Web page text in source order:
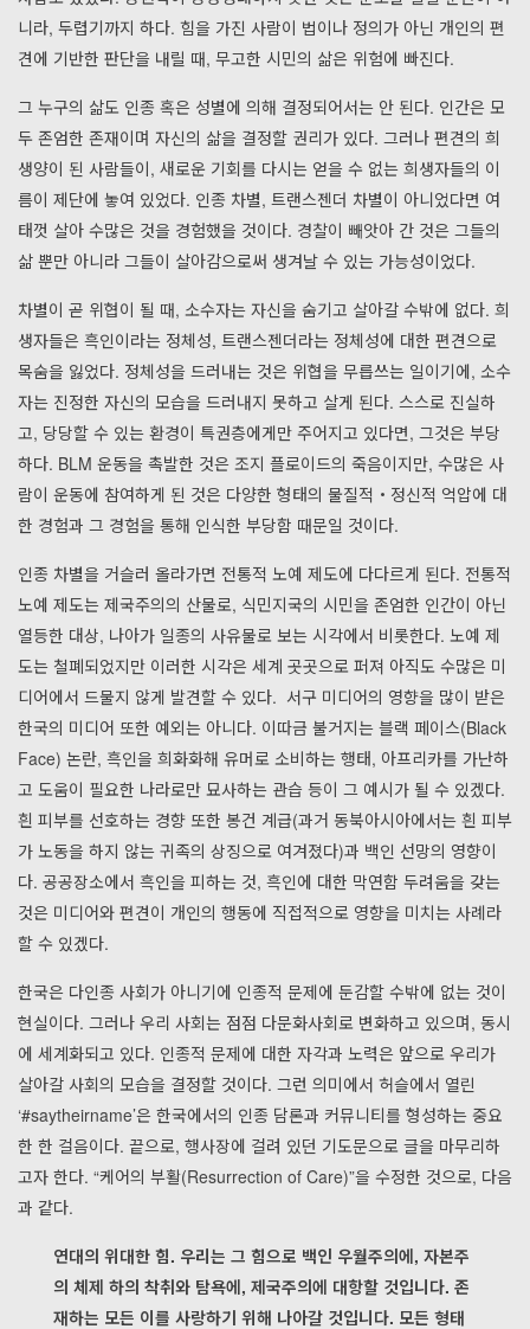
니라, 두렵기까지 하다. 힘을 가진 사람이 법이나 정의가 아닌 개인의 편
견에 기반한 판단을 내릴 때, 무고한 시민의 삶은 위험에 빠진다.
그 누구의 삶도 인종 혹은 성별에 의해 결정되어서는 안 된다. 인간은 모
두 존엄한 존재이며 자신의 삶을 결정할 권리가 있다. 그러나 편견의 희
생양이 된 사람들이, 새로운 기회를 다시는 얻을 수 없는 희생자들의 이
름이 제단에 놓여 있었다. 인종 차별, 트랜스젠더 차별이 아니었다면 여
태껏 살아 수많은 것을 경험했을 것이다. 경찰이 빼앗아 간 것은 그들의
삶 뿐만 아니라 그들이 살아감으로써 생겨날 수 있는 가능성이었다.
차별이 곧 위협이 될 때, 소수자는 자신을 숨기고 살아갈 수밖에 없다. 희
생자들은 흑인이라는 정체성, 트랜스젠더라는 정체성에 대한 편견으로
목숨을 잃었다. 정체성을 드러내는 것은 위협을 무릅쓰는 일이기에, 소수
자는 진정한 자신의 모습을 드러내지 못하고 살게 된다. 스스로 진실하
고, 당당할 수 있는 환경이 특권층에게만 주어지고 있다면, 그것은 부당
하다. BLM 운동을 촉발한 것은 조지 플로이드의 죽음이지만, 수많은 사
람이 운동에 참여하게 된 것은 다양한 형태의 물질적・정신적 억압에 대
한 경험과 그 경험을 통해 인식한 부당함 때문일 것이다.
인종 차별을 거슬러 올라가면 전통적 노예 제도에 다다르게 된다. 전통적
노예 제도는 제국주의의 산물로, 식민지국의 시민을 존엄한 인간이 아닌
열등한 대상, 나아가 일종의 사유물로 보는 시각에서 비롯한다. 노예 제
도는 철폐되었지만 이러한 시각은 세계 곳곳으로 퍼져 아직도 수많은 미
디어에서 드물지 않게 발견할 수 있다. 서구 미디어의 영향을 많이 받은
한국의 미디어 또한 예외는 아니다. 이따금 불거지는 블랙 페이스(Black
Face) 논란, 흑인을 희화화해 유머로 소비하는 행태, 아프리카를 가난하
고 도움이 필요한 나라로만 묘사하는 관습 등이 그 예시가 될 수 있겠다.
흰 피부를 선호하는 경향 또한 봉건 계급(과거 동북아시아에서는 흰 피부
가 노동을 하지 않는 귀족의 상징으로 여겨졌다)과 백인 선망의 영향이
다. 공공장소에서 흑인을 피하는 것, 흑인에 대한 막연함 두려움을 갖는
것은 미디어와 편견이 개인의 행동에 직접적으로 영향을 미치는 사례라
할 수 있겠다.
한국은 다인종 사회가 아니기에 인종적 문제에 둔감할 수밖에 없는 것이
현실이다. 그러나 우리 사회는 점점 다문화사회로 변화하고 있으며, 동시
에 세계화되고 있다. 인종적 문제에 대한 자각과 노력은 앞으로 우리가
살아갈 사회의 모습을 결정할 것이다. 그런 의미에서 허슬에서 열린
‘#saytheirname’은 한국에서의 인종 담론과 커뮤니티를 형성하는 중요
한 한 걸음이다. 끝으로, 행사장에 걸려 있던 기도문으로 글을 마무리하
고자 한다. “케어의 부활(Resurrection of Care)”을 수정한 것으로, 다음
과 같다.
연대의 위대한 힘. 우리는 그 힘으로 백인 우월주의에, 자본주
의 체제 하의 착취와 탐욕에, 제국주의에 대항할 것입니다. 존
재하는 모든 이를 사랑하기 위해 나아갈 것입니다. 모든 형태